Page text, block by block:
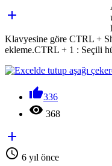

Klavyesine göre CTRL +
ekleme.CTRL + 1 : Seçili
336
 368

 6 yıl önce